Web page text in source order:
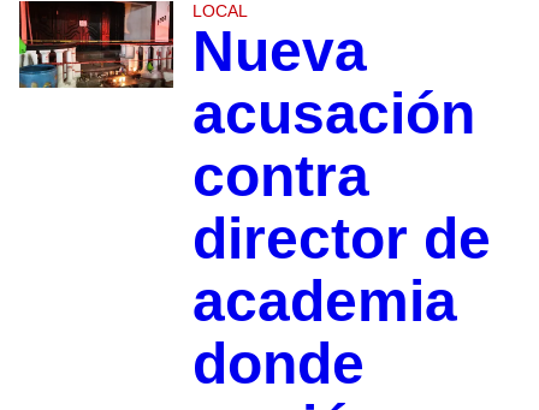
LOCAL
Nueva
acusación
contra
director de
academia
donde